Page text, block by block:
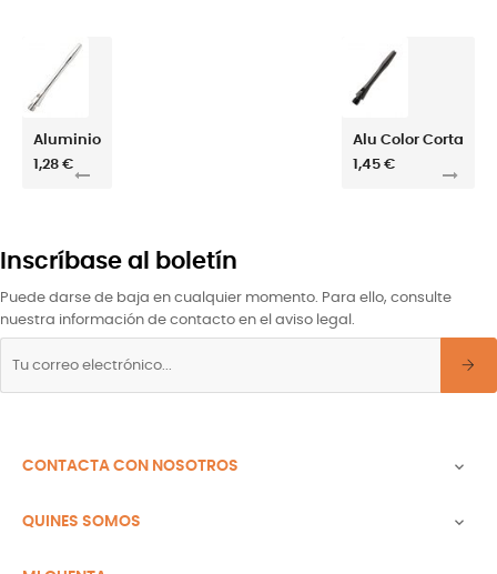
Aluminio
1,28 €
Alu Color Corta
1,45 €
Inscríbase al boletín
Puede darse de baja en cualquier momento. Para ello, consulte
nuestra información de contacto en el aviso legal.
CONTACTA CON NOSOTROS 
QUINES SOMOS 